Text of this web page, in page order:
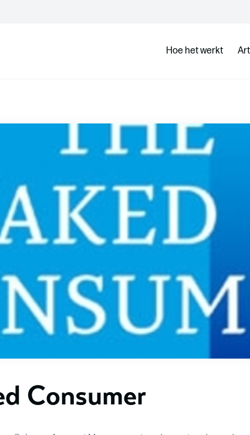
Hoe het werkt
Consumer